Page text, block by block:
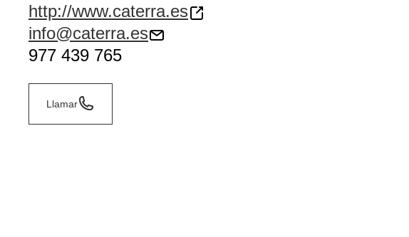
http://www.caterra.es
info@caterra.es
977 439 765
Llamar